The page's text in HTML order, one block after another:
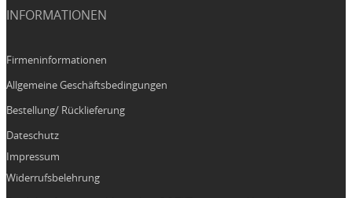
INFORMATIONEN
Firmeninformationen
Allgemeine Geschäftsbedingungen
Bestellung/ Rücklieferung
Dateschutz
Impressum
Widerrufsbelehrung